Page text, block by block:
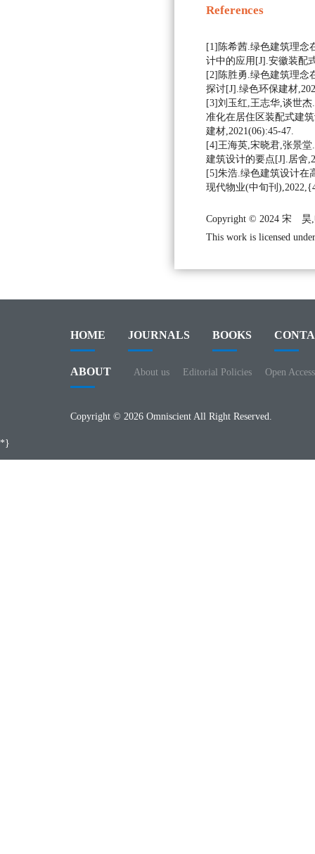
References
[1]陈希茜.绿色建筑理念
计中的应用[J].安徽装配
[2]陈胜勇.绿色建筑理念
探讨[J].绿色环保建材
[3]刘玉红,王志华,谈世
准化在居住区装配式建
建材,2021(06):45-47.
[4]王海英,宋晓君,张景
建筑设计的要点[J].居舍
[5]朱浩.绿色建筑设计在
现代物业(中旬刊
Copyright © 2024 宋
This work is licensed
HOME JOURNALS BOOKS
ABOUT About us Editorial Policies Open
Copyright © 2026 Omniscient All Right Reserved.
*}